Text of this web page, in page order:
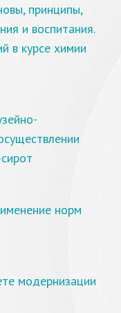
принципы,
и воспитания.
в курсе химии
норм
модернизации